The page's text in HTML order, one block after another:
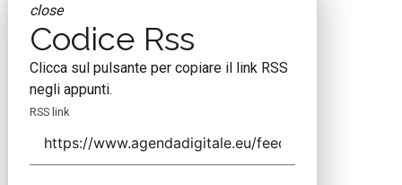
close
Codice Rss
Clicca sul pulsante per copiare il link RSS
negli appunti.
RSS link